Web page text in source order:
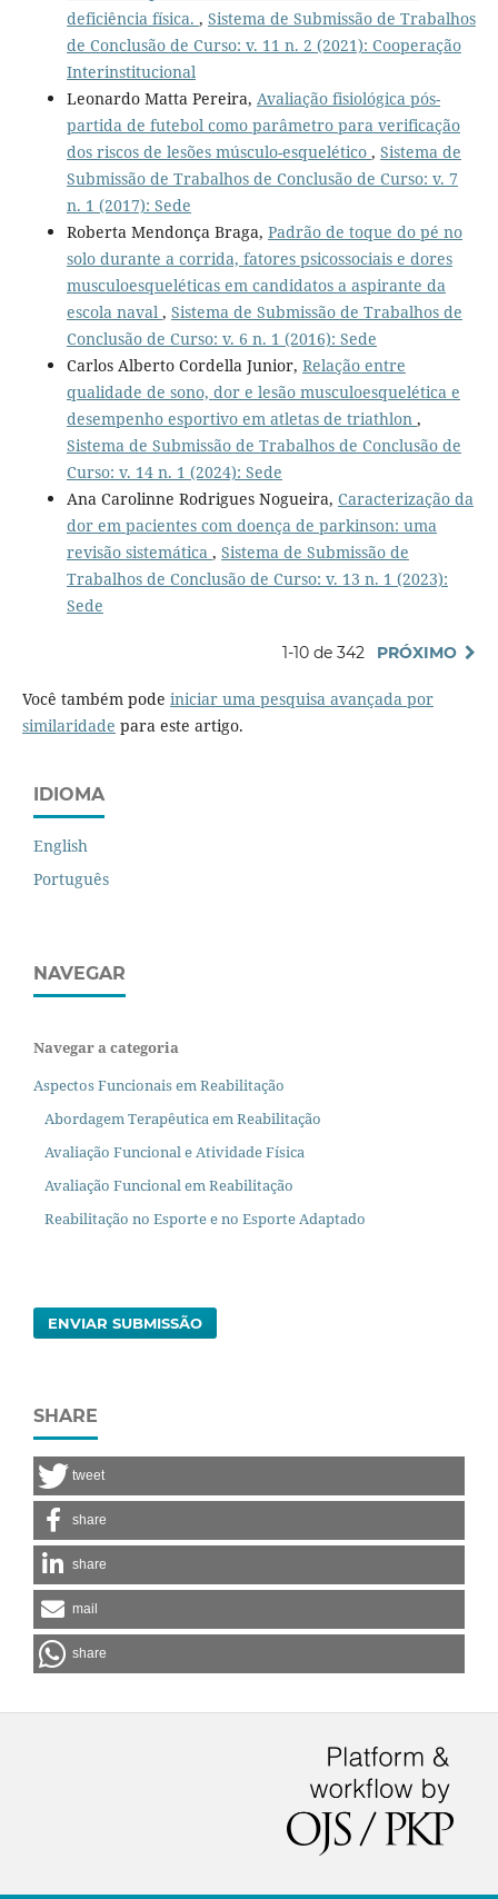
deficiência física. , Sistema de Submissão de Trabalhos
de Conclusão de Curso: v. 11 n. 2 (2021): Cooperação
Interinstitucional
Leonardo Matta Pereira, Avaliação fisiológica pós-
partida de futebol como parâmetro para verificação
dos riscos de lesões músculo-esquelético , Sistema de
Submissão de Trabalhos de Conclusão de Curso: v. 7
n. 1 (2017): Sede
Roberta Mendonça Braga, Padrão de toque do pé no
solo durante a corrida, fatores psicossociais e dores
musculoesqueléticas em candidatos a aspirante da
escola naval , Sistema de Submissão de Trabalhos de
Conclusão de Curso: v. 6 n. 1 (2016): Sede
Carlos Alberto Cordella Junior, Relação entre
qualidade de sono, dor e lesão musculoesquelética e
desempenho esportivo em atletas de triathlon ,
Sistema de Submissão de Trabalhos de Conclusão de
Curso: v. 14 n. 1 (2024): Sede
Ana Carolinne Rodrigues Nogueira, Caracterização da
dor em pacientes com doença de parkinson: uma
revisão sistemática , Sistema de Submissão de
Trabalhos de Conclusão de Curso: v. 13 n. 1 (2023):
Sede
1-10 de 342 PRÓXIMO
Você também pode iniciar uma pesquisa avançada por
similaridade para este artigo.
IDIOMA
English
Português
NAVEGAR
Navegar a categoria
Aspectos Funcionais em Reabilitação
Abordagem Terapêutica em Reabilitação
Avaliação Funcional e Atividade Física
Avaliação Funcional em Reabilitação
Reabilitação no Esporte e no Esporte Adaptado
ENVIAR SUBMISSÃO
SHARE
tweet
share
share
mail
share